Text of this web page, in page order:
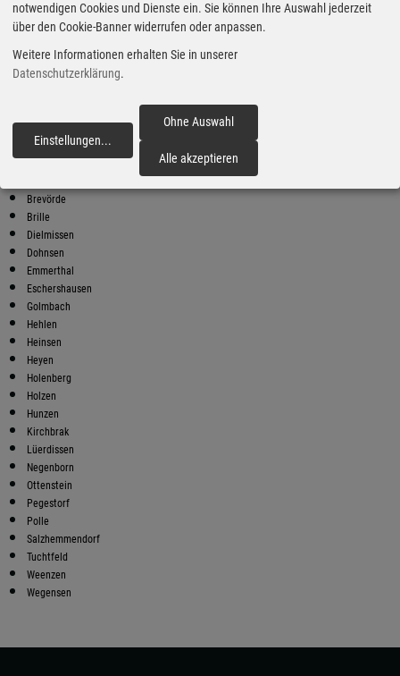
Super E10
Homburgstr. 12a
Preiswerter tanken - finden Sie die günstigsten Benzin und Diesel
Preise in Ihrer Stadt
Brevörde
Brille
Dielmissen
Dohnsen
Emmerthal
Eschershausen
Golmbach
Hehlen
Heinsen
Heyen
Holenberg
Holzen
Hunzen
Kirchbrak
Lüerdissen
Negenborn
Ottenstein
Pegestorf
Polle
Salzhemmendorf
Tuchtfeld
Weenzen
Wegensen
notwendigen Cookies und Dienste ein. Sie können Ihre Auswahl jederzeit
über den Cookie-Banner widerrufen oder anpassen.
Weitere Informationen erhalten Sie in unserer
Datenschutzerklärung.
Einstellungen...
Ohne Auswahl
Alle akzeptieren